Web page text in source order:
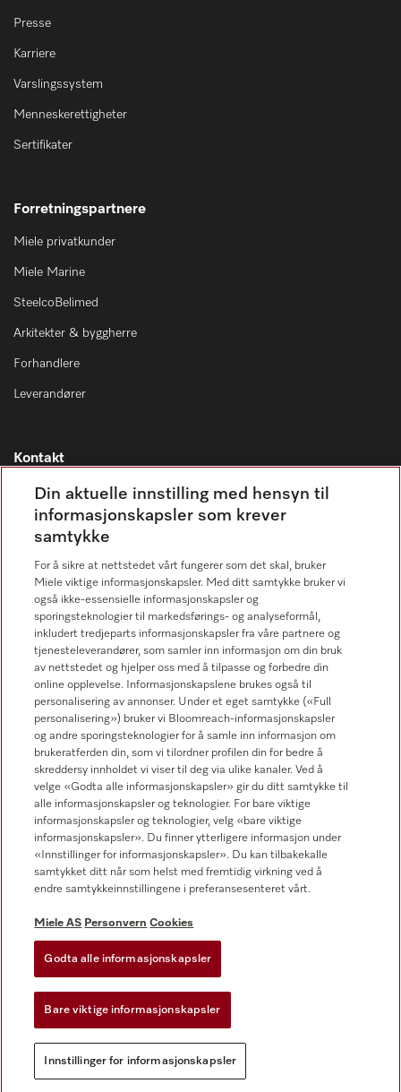
Presse
Karriere
Varslingssystem
Menneskerettigheter
Sertifikater
Forretningspartnere
Miele privatkunder
Miele Marine
SteelcoBelimed
Arkitekter & byggherre
Forhandlere
Leverandører
Kontakt
Kontaktoversikt
Miele Professional Service
67 17 34 40
Forbrukerkontakt
67 17 31 00
Forhandlersøk
Følg Miele Professional
Personvern
Vilkår for bruk
Vilkår og betingelser
Innstillinger for informasjonskapsler
Din aktuelle innstilling med hensyn til
informasjonskapsler som krever
samtykke
For å sikre at nettstedet vårt fungerer som det skal, bruker
Miele viktige informasjonskapsler. Med ditt samtykke bruker vi
også ikke-essensielle informasjonskapsler og
sporingsteknologier til markedsførings- og analyseformål,
inkludert tredjeparts informasjonskapsler fra våre partnere og
tjenesteleverandører, som samler inn informasjon om din bruk
av nettstedet og hjelper oss med å tilpasse og forbedre din
online opplevelse. Informasjonskapslene brukes også til
personalisering av annonser. Under et eget samtykke («Full
personalisering») bruker vi Bloomreach-informasjonskapsler
og andre sporingsteknologier for å samle inn informasjon om
brukeratferden din, som vi tilordner profilen din for bedre å
skreddersy innholdet vi viser til deg via ulike kanaler. Ved å
velge «Godta alle informasjonskapsler» gir du ditt samtykke til
alle informasjonskapsler og teknologier. For bare viktige
informasjonskapsler og teknologier, velg «bare viktige
informasjonskapsler». Du finner ytterligere informasjon under
«Innstillinger for informasjonskapsler». Du kan tilbakekalle
samtykket ditt når som helst med fremtidig virkning ved å
endre samtykkeinnstillingene i preferansesenteret vårt.
Miele AS Personvern Cookies
Godta alle informasjonskapsler
Bare viktige informasjonskapsler
Innstillinger for informasjonskapsler